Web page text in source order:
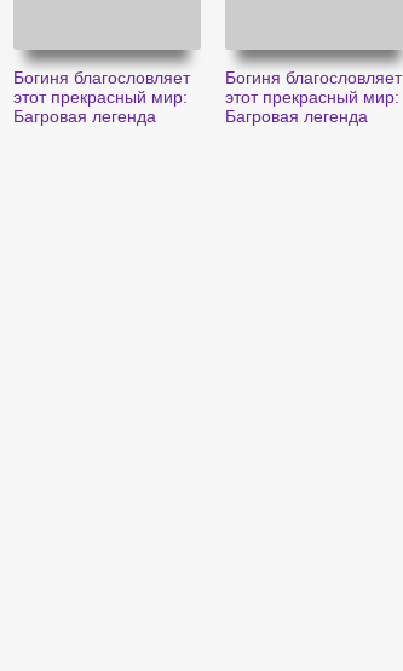
Богиня благословляет
этот прекрасный мир:
Багровая легенда
Богиня благословляет
этот прекрасный мир:
Багровая легенда